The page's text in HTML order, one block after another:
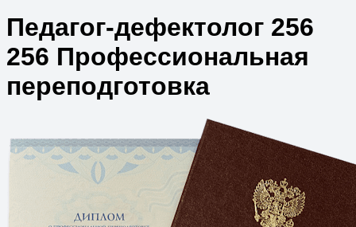
Педагог-дефектолог 256
256 Профессиональная
переподготовка